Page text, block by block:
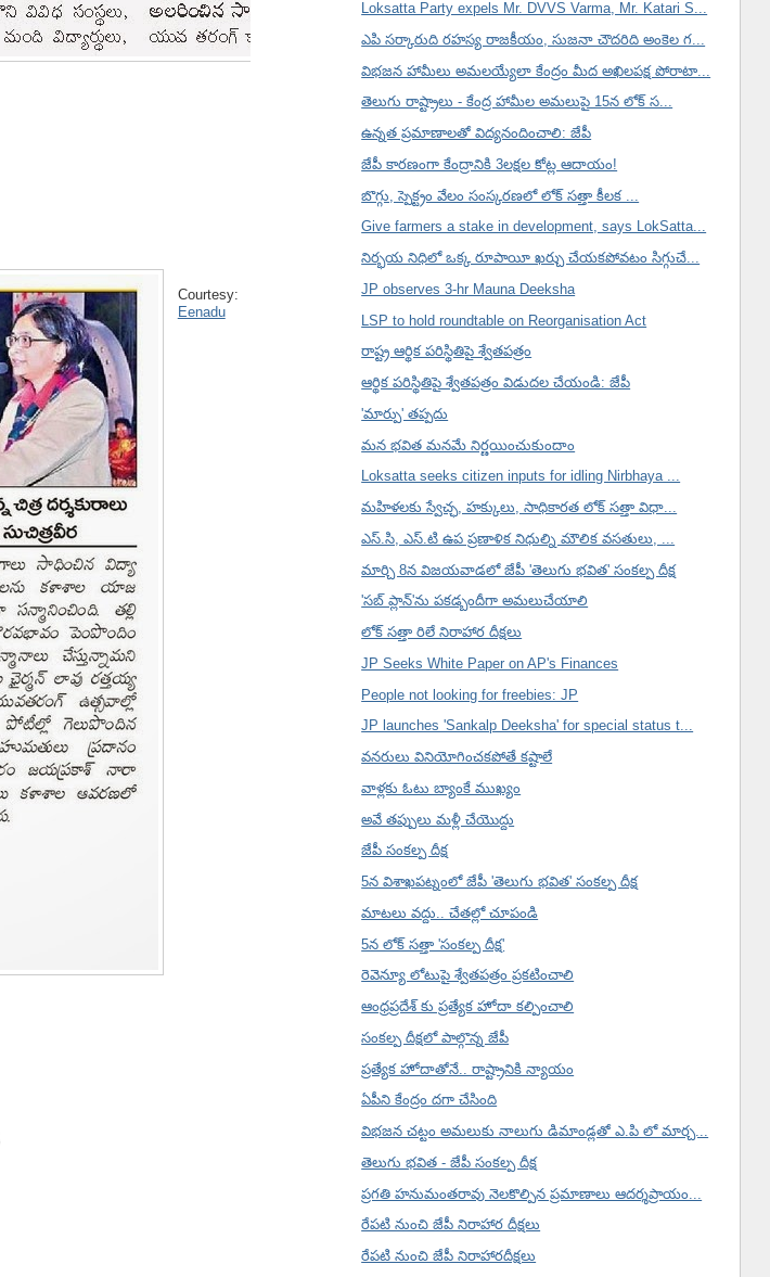
Courtesy:
Eenadu
Loksatta Party expels Mr. DVVS Varma, Mr. Katari S...
ఎపి సర్కారుది రహస్య రాజకీయం, సుజనా చౌదరిది అంకెల గ...
విభజన హామీలు అమలయ్యేలా కేంద్రం మీద అఖిలపక్ష పోరాటా...
తెలుగు రాష్ట్రాలు - కేంద్ర హామీల అమలుపై 15న లోక్ స...
ఉన్నత ప్రమాణాలతో విద్యనందించాలి: జేపీ
జేపీ కారణంగా కేంద్రానికి 3లక్షల కోట్ల ఆదాయం!
బొగ్గు, స్పెక్ట్రం వేలం సంస్కరణలో లోక్ సత్తా కీలక ...
Give farmers a stake in development, says LokSatta...
నిర్భయ నిధిలో ఒక్క రూపాయీ ఖర్చు చేయకపోవటం సిగ్గుచే...
JP observes 3-hr Mauna Deeksha
LSP to hold roundtable on Reorganisation Act
రాష్ట్ర ఆర్థిక పరిస్థితిపై శ్వేతపత్రం
ఆర్థిక పరిస్థితిపై శ్వేతపత్రం విడుదల చేయండి: జేపీ
'మార్పు' తప్పదు
మన భవిత మనమే నిర్ణయించుకుందాం
Loksatta seeks citizen inputs for idling Nirbhaya ...
మహిళలకు స్వేచ్ఛ, హక్కులు, సాధికారత లోక్ సత్తా విధా...
ఎస్.సి, ఎస్.టి ఉప ప్రణాళిక నిధుల్ని మౌలిక వసతులు, ...
మార్చి 8న విజయవాడలో జేపీ 'తెలుగు భవిత' సంకల్ప దీక్ష
'సబ్ ప్లాన్'ను పకడ్బందీగా అమలుచేయాలి
లోక్ సత్తా రిలే నిరాహార దీక్షలు
JP Seeks White Paper on AP's Finances
People not looking for freebies: JP
JP launches 'Sankalp Deeksha' for special status t...
వనరులు వినియోగించకపోతే కష్టాలే
వాళ్లకు ఓటు బ్యాంకే ముఖ్యం
అవే తప్పులు మళ్లీ చేయొద్దు
జేపీ సంకల్ప దీక్ష
5న విశాఖపట్నంలో జేపీ 'తెలుగు భవిత' సంకల్ప దీక్ష
మాటలు వద్దు.. చేతల్లో చూపండి
5న లోక్ సత్తా 'సంకల్ప దీక్ష'
రెవెన్యూ లోటుపై శ్వేతపత్రం ప్రకటించాలి
ఆంధ్రప్రదేశ్ కు ప్రత్యేక హోదా కల్పించాలి
సంకల్ప దీక్షలో పాల్గొన్న జేపీ
ప్రత్యేక హోదాతోనే.. రాష్ట్రానికి న్యాయం
ఏపీని కేంద్రం దగా చేసింది
విభజన చట్టం అమలుకు నాలుగు డిమాండ్లతో ఎ.పి లో మార్చ...
తెలుగు భవిత - జేపీ సంకల్ప దీక్ష
ప్రగతి హనుమంతరావు నెలకొల్పిన ప్రమాణాలు ఆదర్శప్రాయం...
రేపటి నుంచి జేపీ నిరాహార దీక్షలు
రేపటి నుంచి జేపీ నిరాహారదీక్షలు